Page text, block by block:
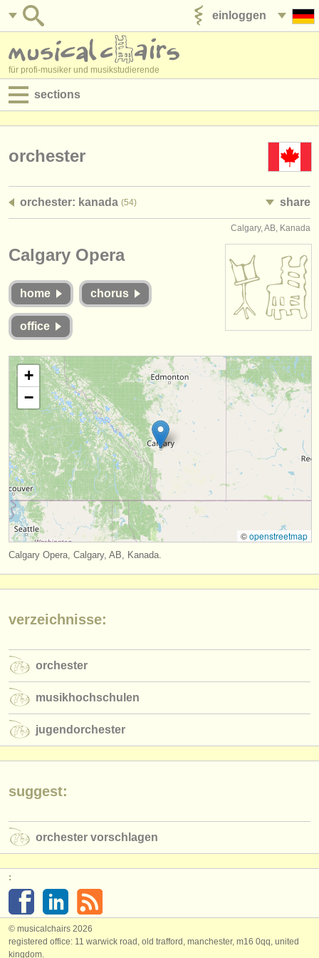
einloggen
für profi-musiker und musikstudierende
sections
jobs - verwaltung
musikwettbewerbe
instrumentenverkauf
gestohlene instrumente
verzeichnisse:
orchester
musikhochschulen
jugendorchester
musicalchairs:
über musicalchairs
kontakt
rss feeds
nachrichten in der klassischen musik
anzeige veröffentlichen
find out about ourATS
ATSfaq
einloggen
orchester
orchester: kanada (54) share
Calgary, AB, Kanada
Calgary Opera
home chorus
office
+
−
©openstreetmap
Calgary Opera, Calgary, AB, Kanada.
verzeichnisse:
orchester
musikhochschulen
jugendorchester
suggest:
orchester vorschlagen
:
© musicalchairs 2026
registered office: 11 warwick road, old trafford, manchester, m16 0qq, united
kingdom.